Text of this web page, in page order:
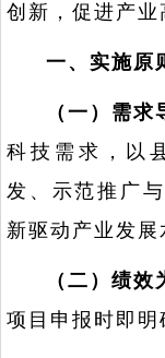
创新，促进产业
一、实施原
（一）需求
科技需求，以
发、示范推广
新驱动产业发展
（二）绩效
项目申报时即明